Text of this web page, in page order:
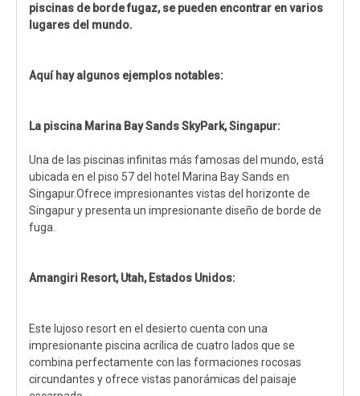
piscinas de borde fugaz, se pueden encontrar en varios
lugares del mundo.
Aquí hay algunos ejemplos notables:
La piscina Marina Bay Sands SkyPark, Singapur:
Una de las piscinas infinitas más famosas del mundo, está
ubicada en el piso 57 del hotel Marina Bay Sands en
Singapur.Ofrece impresionantes vistas del horizonte de
Singapur y presenta un impresionante diseño de borde de
fuga.
Amangiri Resort, Utah, Estados Unidos:
Este lujoso resort en el desierto cuenta con una
impresionante piscina acrílica de cuatro lados que se
combina perfectamente con las formaciones rocosas
circundantes y ofrece vistas panorámicas del paisaje